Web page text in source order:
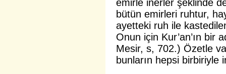
emirle inerler şeklinde
bütün emirleri ruhtur,
ayetteki ruh ile
Onun için Kur’an’ın bir
Mesir, s, 702.) Özetle
bunların hepsi birbiriyle